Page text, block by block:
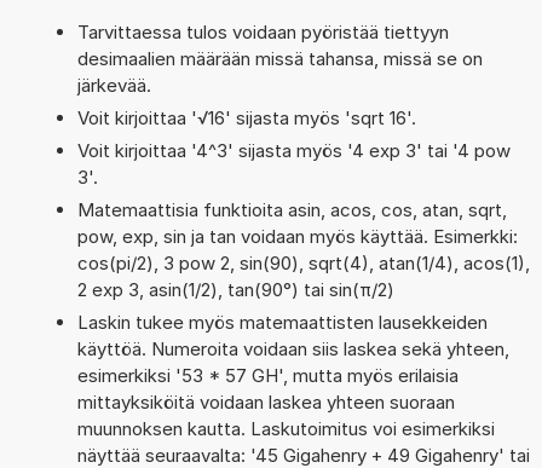
Tarvittaessa tulos voidaan pyöristää tiettyyn
desimaalien määrään missä tahansa, missä se on
järkevää.
Voit kirjoittaa '√16' sijasta myös 'sqrt 16'.
Voit kirjoittaa '4^3' sijasta myös '4 exp 3' tai '4 pow
3'.
Matemaattisia funktioita asin, acos, cos, atan, sqrt,
pow, exp, sin ja tan voidaan myös käyttää. Esimerkki:
cos(pi/2), 3 pow 2, sin(90), sqrt(4), atan(1/4), acos(1),
2 exp 3, asin(1/2), tan(90°) tai sin(π/2)
Laskin tukee myös matemaattisten lausekkeiden
käyttöä. Numeroita voidaan siis laskea sekä yhteen,
esimerkiksi '53 * 57 GH', mutta myös erilaisia
mittayksiköitä voidaan laskea yhteen suoraan
muunnoksen kautta. Laskutoimitus voi esimerkiksi
näyttää seuraavalta: '45 Gigahenry + 49 Gigahenry' tai